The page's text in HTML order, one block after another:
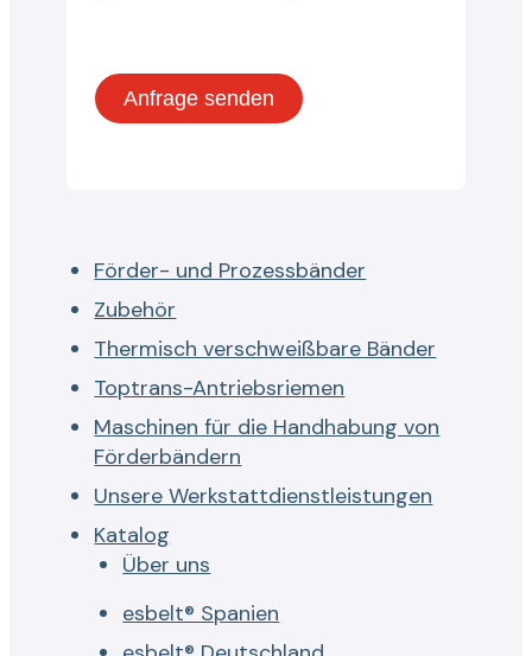
Förder- und Prozessbänder
Zubehör
Thermisch verschweißbare Bänder
Toptrans-Antriebsriemen
Maschinen für die Handhabung von
Förderbändern
Unsere Werkstattdienstleistungen
Katalog
Über uns
esbelt® Spanien